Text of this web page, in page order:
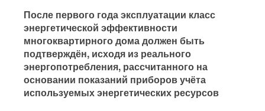
После первого года эксплуатации класс
энергетической эффективности
многоквартирного дома должен быть
подтверждён, исходя из реального
энергопотребления, рассчитанного на
основании показаний приборов учёта
используемых энергетических ресурсов